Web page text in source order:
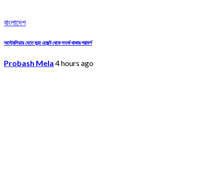
বাংলাদেশ
অস্ট্রেলিয়ায় যেতে ভুয়া এজেন্ট থেকে সতর্ক থাকার পরামর্শ
Probash Mela 4 hours ago